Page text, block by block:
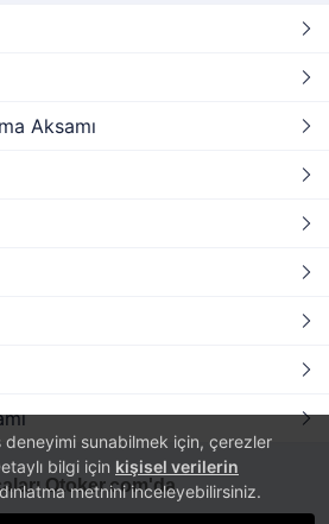
deneyimi sunabilmek için, çerezler
bilgi için kişisel verilerin
metnini inceleyebilirsiniz.
Aksamı
Otoker.com'da